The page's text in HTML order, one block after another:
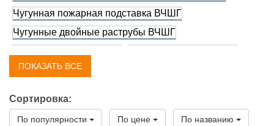
Чугунная пожарная подставка ВЧШГ
Чугунные двойные раструбы ВЧШГ
Чугунные отводы ВЧШГ
ПОКАЗАТЬ ВСЕ
Сортировка:
По популярности По цене По названию